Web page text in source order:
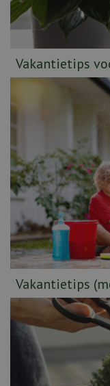
Vakantietips
Vakantietips